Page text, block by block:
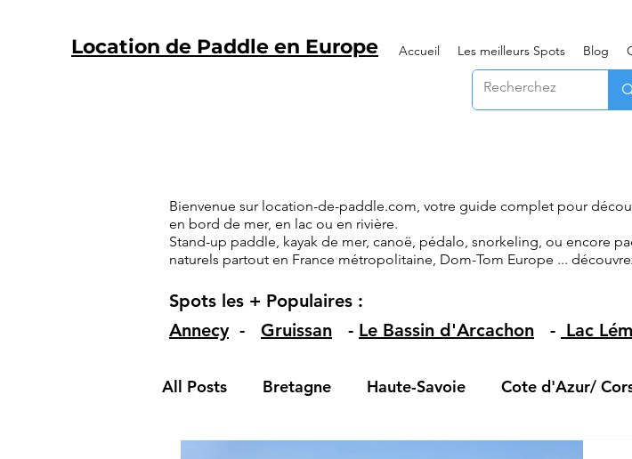
Location de Paddle en Europe Accueil Les meilleurs Spots Blog
Bienvenue sur location-de-paddle.com, votre guide complet pour
en bord de mer, en lac ou en rivière.
Stand-up paddle, kayak de mer, canoë, pédalo, snorkeling, ou encore
naturels partout en France métropolitaine, Dom-Tom Europe ...
Spots les + Populaires :
Annecy- Gruissan - Le Bassin d'Arcachon - Lac
All Posts Bretagne Haute-Savoie Cote d'Azur/